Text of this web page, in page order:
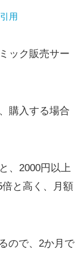
用
ック販売サー
購入する場合
、2000円以上
と高く、月額
ので、2か月で